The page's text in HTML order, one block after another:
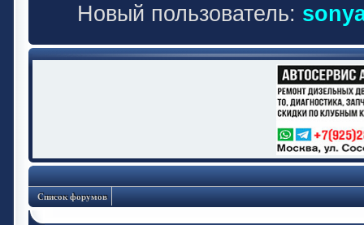
Новый пользователь:
Список форумов